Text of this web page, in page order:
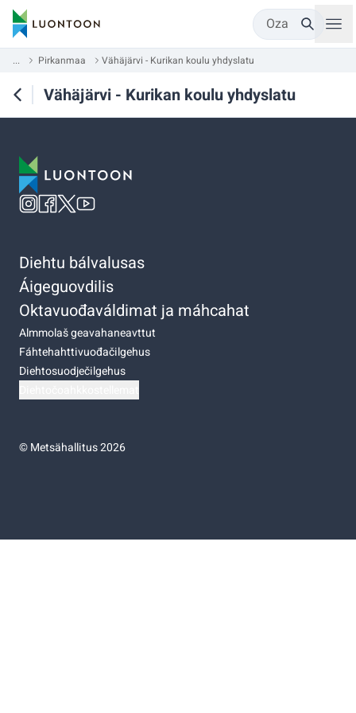
Oza
... Pirkanmaa Vähäjärvi - Kurikan koulu yhdyslatu
Vähäjärvi - Kurikan koulu yhdyslatu
Diehtu bálvalusas
Áigeguovdilis
Oktavuođaváldimat ja máhcahat
Almmolaš geavahaneavttut
Fáhtehahttivuođačilgehus
Diehtosuodječilgehus
©Metsähallitus 2026